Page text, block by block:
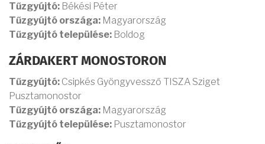
Tűzgyújtó: Békési Péter
Tűzgyújtó országa: Magyarország
Tűzgyújtó települése: Boldog
ZÁRDAKERT MONOSTORON
Tűzgyújtó: Csipkés Gyöngyvessző TISZA Sziget
Pusztamonostor
Tűzgyújtó országa: Magyarország
Tűzgyújtó települése: Pusztamonostor